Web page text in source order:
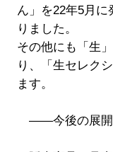
ん」を22年5月
りました。
その他にも「生
り、「生セレク
ます。
――今後の展開